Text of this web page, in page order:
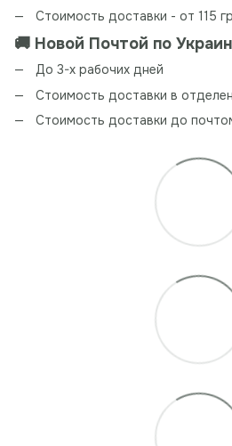
Стоимость доставки - от 115
🚚 Новой Почтой по
До 3-х рабочих дней
Стоимость доставки в
Стоимость доставки до